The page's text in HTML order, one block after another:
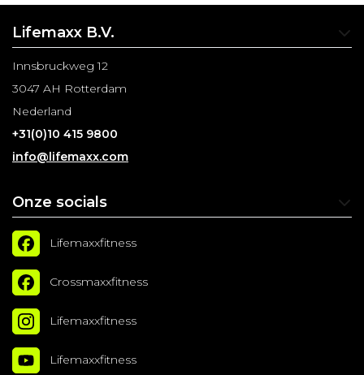
Lifemaxx B.V.
Innsbruckweg 12
3047 AH Rotterdam
Nederland
+31(0)10 415 9800
info@lifemaxx.com
Onze socials
Lifemaxxfitness
Crossmaxxfitness
Lifemaxxfitness
Lifemaxxfitness